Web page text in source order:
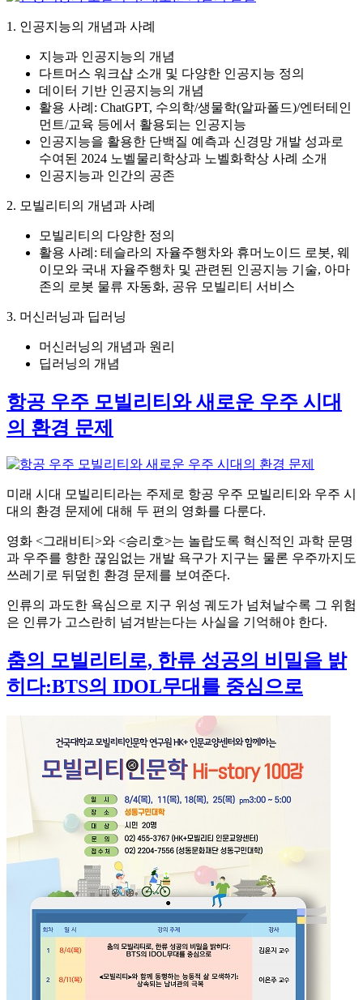
1. 인공지능의 개념과 사례
지능과 인공지능의 개념
다트머스 워크샵 소개 및 다양한 인공지능 정의
데이터 기반 인공지능의 개념
활용 사례: ChatGPT, 수의학/생물학(알파폴드)/엔터테인
먼트/교육 등에서 활용되는 인공지능
인공지능을 활용한 단백질 예측과 신경망 개발 성과로
수여된 2024 노벨물리학상과 노벨화학상 사례 소개
인공지능과 인간의 공존
2. 모빌리티의 개념과 사례
모빌리티의 다양한 정의
활용 사례: 테슬라의 자율주행차와 휴머노이드 로봇, 웨
이모와 국내 자율주행차 및 관련된 인공지능 기술, 아마
존의 로봇 물류 자동화, 공유 모빌리티 서비스
3. 머신러닝과 딥러닝
머신러닝의 개념과 원리
딥러닝의 개념
항공 우주 모빌리티와 새로운 우주 시대
의 환경 문제
미래 시대 모빌리티라는 주제로 항공 우주 모빌리티와 우주 시
대의 환경 문제에 대해 두 편의 영화를 다룬다.
영화 <그래비티>와 <승리호>는 놀랍도록 혁신적인 과학 문명
과 우주를 향한 끊임없는 개발 욕구가 지구는 물론 우주까지도
쓰레기로 뒤덮힌 환경 문제를 보여준다.
인류의 과도한 욕심으로 지구 위성 궤도가 넘쳐날수록 그 위험
은 인류가 고스란히 넘겨받는다는 사실을 기억해야 한다.
춤의 모빌리티로, 한류 성공의 비밀을 밝
히다:BTS의 IDOL무대를 중심으로